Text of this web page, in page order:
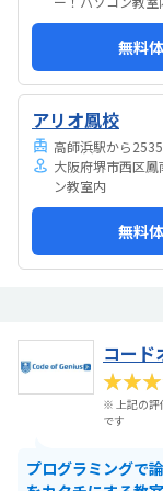
無料
アリオ鳳校
高師浜駅から
大阪府堺市西区
ン教室内
無料
コード
※ 上記の評
です
プログラミングで